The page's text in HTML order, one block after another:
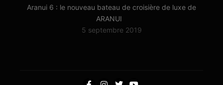
Aranui 6 : le nouveau bateau de croisière de luxe de
ARANUI
5 septembre 2019